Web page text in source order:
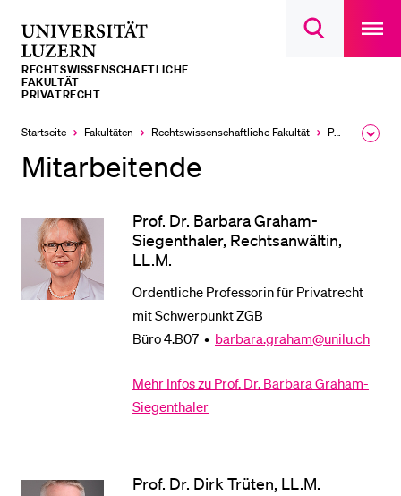
Suchdialog
main
RECHTS­­WISSENSCHAFTLICHE
FAKULTÄT
PRIVATRECHT
Startseite Fakultäten Rechtswissenschaftliche Fakultät Professuren
Mitarbeitende
Prof. Dr. Barbara Graham-
Siegenthaler, Rechtsanwältin,
LL.M.
Ordentliche Professorin für Privatrecht
mit Schwerpunkt ZGB
Büro 4.B07 • barbara.graham@unilu.ch
Mehr Infos zu Prof. Dr. Barbara Graham-
Siegenthaler
Prof. Dr. Dirk Trüten, LL.M.
LETZTE SUCHEN
Sie haben noch keine Suche getätigt.
Schulklassen und Lehrpersonen
Studierende
Forschende
Mitarbeitende
Alumni
Stellensuchende
Vorlesungsverzeichnis